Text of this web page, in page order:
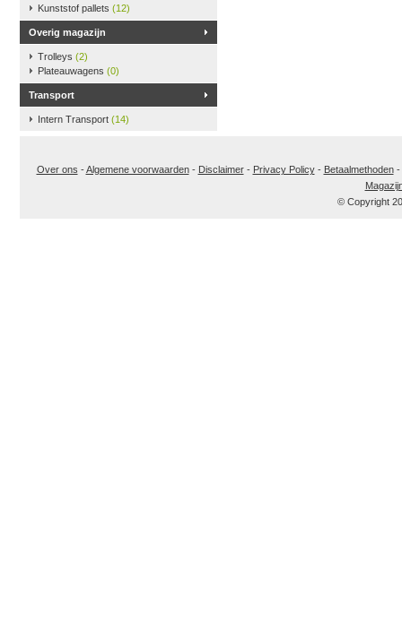
Kunststof pallets (12)
Overig magazijn
Trolleys (2)
Plateauwagens (0)
Transport
Intern Transport (14)
Over ons -Algemene voorwaarden- Disclaimer- Privacy Policy- Betaalmethoden-
© Copyright